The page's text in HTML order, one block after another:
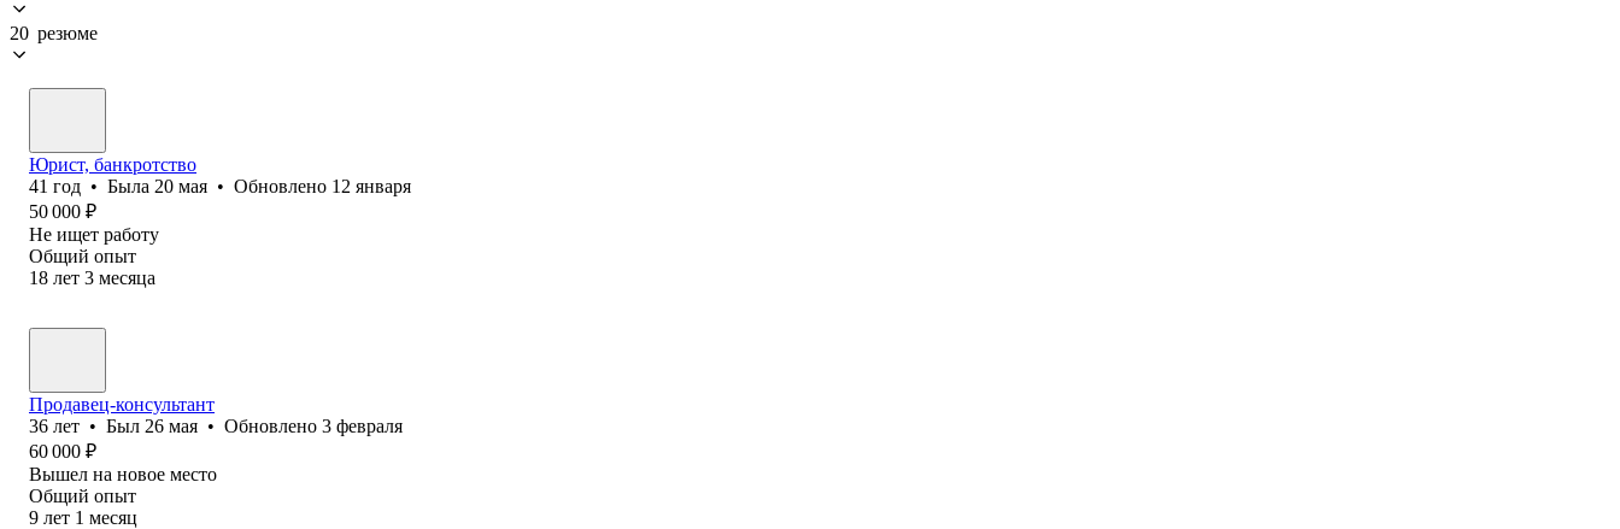
20 резюме
Юрист, банкротство
41 год • Была 20 мая • Обновлено 12 января
50 000 ₽
Не ищет работу
Общий опыт
18 лет 3 месяца
Продавец-консультант
36 лет • Был 26 мая • Обновлено 3 февраля
60 000 ₽
Вышел на новое место
Общий опыт
9 лет 1 месяц